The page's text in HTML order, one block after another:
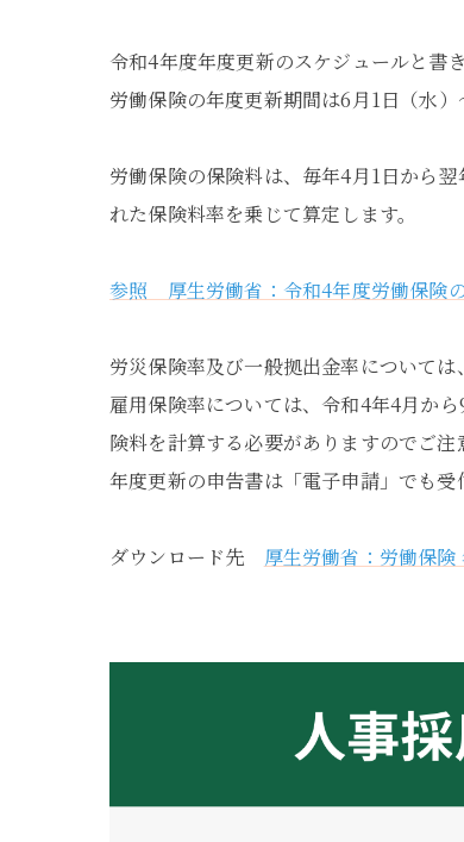
令和4年度年度更新のスケジュールと書
労働保険の年度更新期間は6月1日（水）
労働保険の保険料は、毎年4月1日から
れた保険料率を乗じて算定します。
参照 厚生労働省：令和4年度労働保険
労災保険率及び一般拠出金率については
雇用保険率については、令和4年4月か
険料を計算する必要がありますのでご注
年度更新の申告書は「電子申請」でも受
ダウンロード先 厚生労働省：労働保険